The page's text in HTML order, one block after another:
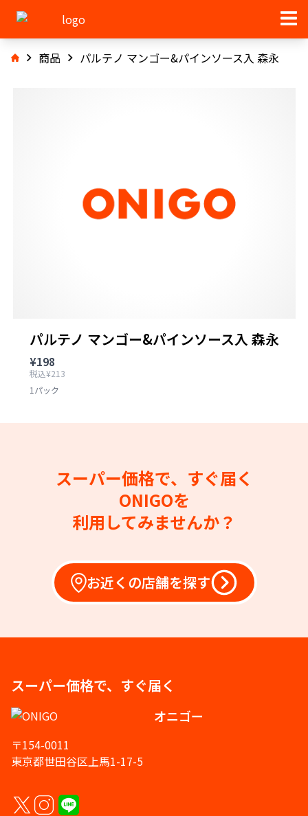
商品 パルテノ マンゴー&パインソース入 森永
パルテノ マンゴー&パインソース入 森永
¥198
税込¥213
1パック
スーパー価格で、すぐ届く
ONIGOを
利用してみませんか？
お近くの店舗を探す
スーパー価格で、すぐ届く
オニゴー
〒154-0011
東京都世田谷区上馬1-17-5